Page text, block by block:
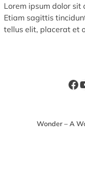
Lorem ipsum dolor
Etiam sagittis
tellus elit, placerat et
Wonder – A